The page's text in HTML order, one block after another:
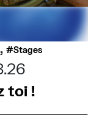
, Stages
toi !